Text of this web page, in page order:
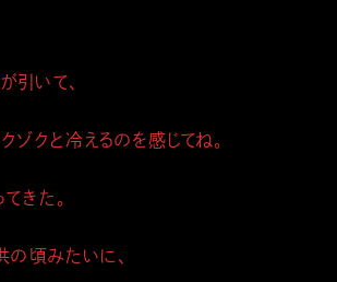
引いて、
ゾクと冷えるのを感じてね。
きた。
の頃みたいに、